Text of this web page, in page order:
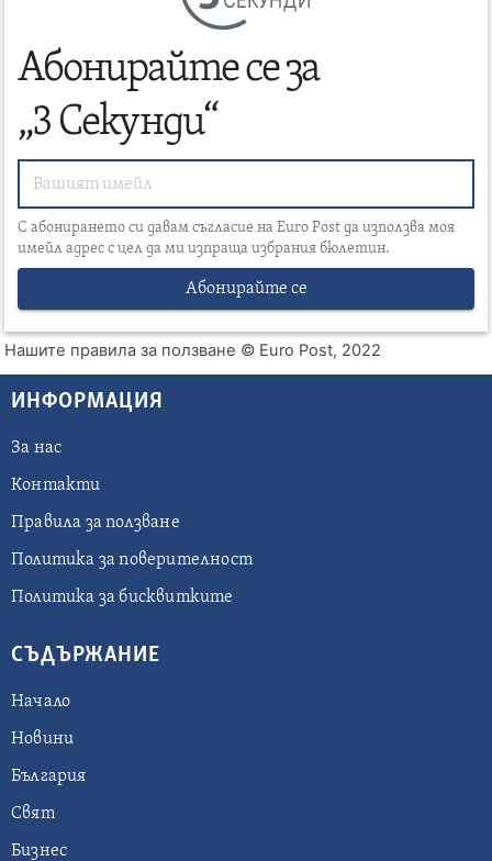
Абонирайте се за
„3 Секунди“
С абонирането си давам съгласие на Euro Post да използва моя
имейл адрес с цел да ми изпраща избрания бюлетин.
Абонирайте се
Нашите правила за ползване © Euro Post, 2022
ИНФОРМАЦИЯ
За нас
Контакти
Правила за ползване
Политика за поверителност
Политика за бисквитките
СЪДЪРЖАНИЕ
Начало
Новини
България
Свят
Бизнес